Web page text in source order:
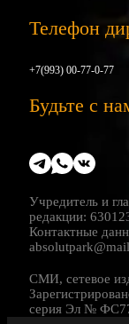
Телефон
+7(993) 00-77-0-77
Будьте с
Учредитель и
редакции:
Контактные
СМИ, сетевое
серия Эл №